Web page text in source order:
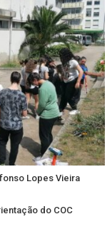
Lopes Vieira
do COC